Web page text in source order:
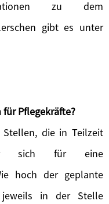
zu dem
gibt es unter
Pflegekräfte?
die in Teilzeit
sich für eine
hoch der geplante
jeweils in der Stelle